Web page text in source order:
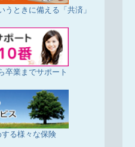
うときに備える「共済」
卒業までサポート
る様々な保険